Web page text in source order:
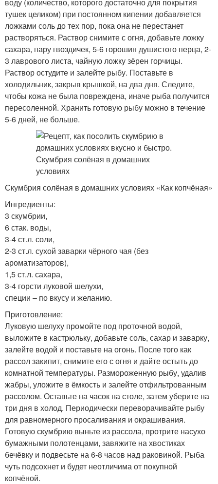
тушек целиком) при постоянном кипении добавляется
ложками соль до тех пор, пока она не перестанет
растворяться. Раствор снимите с огня, добавьте ложку
сахара, пару гвоздичек, 5-6 горошин душистого перца, 2-
3 лаврового листа, чайную ложку зёрен горчицы.
Раствор остудите и залейте рыбу. Поставьте в
холодильник, закрыв крышкой, на два дня. Следите,
чтобы кожа не была повреждена, иначе рыба получится
пересоленной. Хранить готовую рыбу можно в течение
5-6 дней, не больше.
Скумбрия солёная в домашних условиях «Как копчёная»
Ингредиенты:
3 скумбрии,
6 стак. воды,
3-4 ст.л. соли,
2-3 ст.л. сухой заварки чёрного чая (без
ароматизаторов),
1,5 ст.л. сахара,
3-4 горсти луковой шелухи,
специи – по вкусу и желанию.
Приготовление:
Луковую шелуху промойте под проточной водой,
выложите в кастрюльку, добавьте соль, сахар и заварку,
залейте водой и поставьте на огонь. После того как
рассол закипит, снимите его с огня и дайте остыть до
комнатной температуры. Размороженную рыбу, удалив
жабры, уложите в ёмкость и залейте отфильтрованным
рассолом. Оставьте на часок на столе, затем уберите на
три дня в холод. Периодически переворачивайте рыбу
для равномерного просаливания и окрашивания.
Готовую скумбрию выньте из рассола, протрите насухо
бумажными полотенцами, завяжите на хвостиках
бечёвку и подвесьте на 6-8 часов над раковиной. Рыба
чуть подсохнет и будет неотличима от покупной
копчёной.